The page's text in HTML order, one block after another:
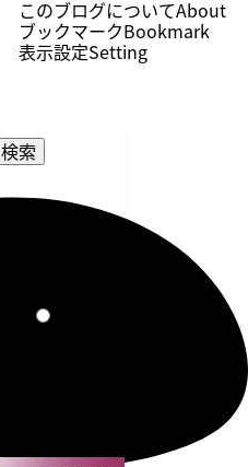
このブログについてAbout
ブックマークBookmark
表示設定Setting
検索